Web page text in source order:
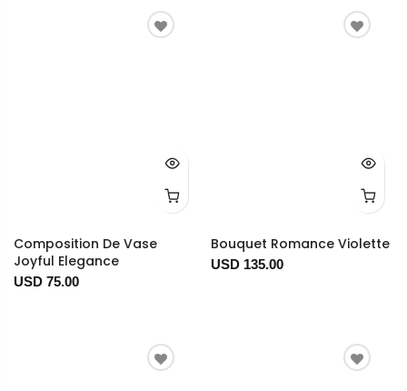
Composition De Vase
Joyful Elegance
USD 75.00
Bouquet Romance Violette
USD 135.00